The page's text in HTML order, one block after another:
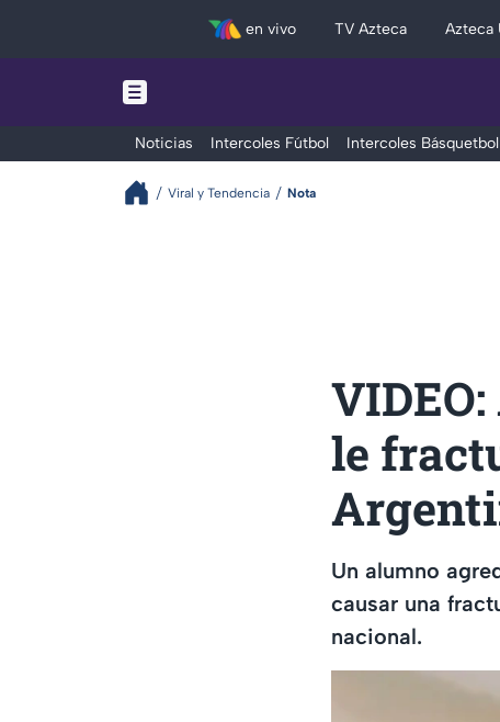
en vivo TV Azteca Azteca
Noticias Intercoles Fútbol Intercoles Básquetbol
Viral y Tendencia Nota
le
Un alumno
causar una
nacional.